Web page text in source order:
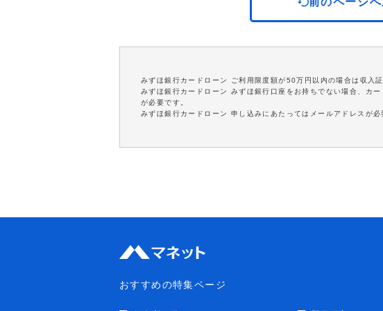
みずほ銀行カードローン ご利用限度額が50万円以内の場合は収入
みずほ銀行カードローン みずほ銀行口座をお持ちでない場合、カ
が必要です。
みずほ銀行カードローン 申し込みにあたってはメールアドレスが必
おすすめの特集ページ